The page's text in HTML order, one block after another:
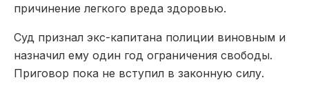
причинение легкого вреда здоровью.
Суд признал экс-капитана полиции виновным и
назначил ему один год ограничения свободы.
Приговор пока не вступил в законную силу.